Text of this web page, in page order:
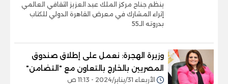
ينظم جناح مركز الملك عبد العزيز الثقافي العالمي
إثراء المشارك في معرض القاهرة الدولي للكتاب
بدروته الـ55
وزيرة الهجرة: نعمل على إطلاق صندوق
المصريين بالخارج بالتعاون مع "التضامن"
الأربعاء 31/يناير/2024 - 11:13 ص